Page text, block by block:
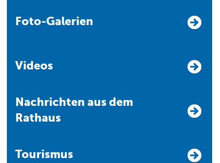
Foto-Galerien
Videos
Nachrichten aus dem
Rathaus
Tourismus